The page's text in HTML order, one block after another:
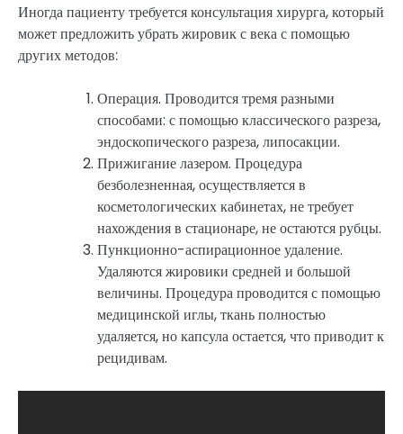
Иногда пациенту требуется консультация хирурга, который
может предложить убрать жировик с века с помощью
других методов:
Операция. Проводится тремя разными
способами: с помощью классического разреза,
эндоскопического разреза, липосакции.
Прижигание лазером. Процедура
безболезненная, осуществляется в
косметологических кабинетах, не требует
нахождения в стационаре, не остаются рубцы.
Пункционно-аспирационное удаление.
Удаляются жировики средней и большой
величины. Процедура проводится с помощью
медицинской иглы, ткань полностью
удаляется, но капсула остается, что приводит к
рецидивам.